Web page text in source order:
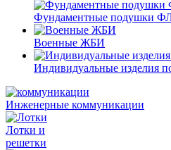
Фундаментные подушки
Военные ЖБИ
Индивидуальные изделия
Инженерные коммуникации
Лотки и
решетки